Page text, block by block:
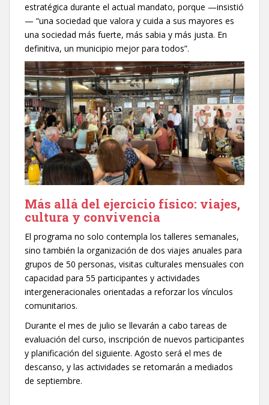
estratégica durante el actual mandato, porque —insistió
— “una sociedad que valora y cuida a sus mayores es
una sociedad más fuerte, más sabia y más justa. En
definitiva, un municipio mejor para todos”.
Más allá del ejercicio físico: viajes,
cultura y convivencia
El programa no solo contempla los talleres semanales,
sino también la organización de dos viajes anuales para
grupos de 50 personas, visitas culturales mensuales con
capacidad para 55 participantes y actividades
intergeneracionales orientadas a reforzar los vínculos
comunitarios.
Durante el mes de julio se llevarán a cabo tareas de
evaluación del curso, inscripción de nuevos participantes
y planificación del siguiente. Agosto será el mes de
descanso, y las actividades se retomarán a mediados
de septiembre.